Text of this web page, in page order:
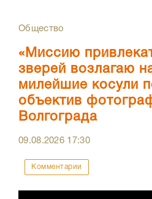
Общество
«Миссию
зверей возлагаю
милейшие косули
объектив
Волгограда
09.08.2026 17:30
Комментарии